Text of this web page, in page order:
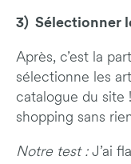
3) Sélectionner
Après, c’est la
sélectionne les
catalogue du site
shopping sans
Notre test : J’ai